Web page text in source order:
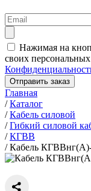
Нажимая на
своих
Отправить заказ
Главная
/Каталог
/Кабель силовой
/Гибкий силовой
/КГВВ
/Кабель